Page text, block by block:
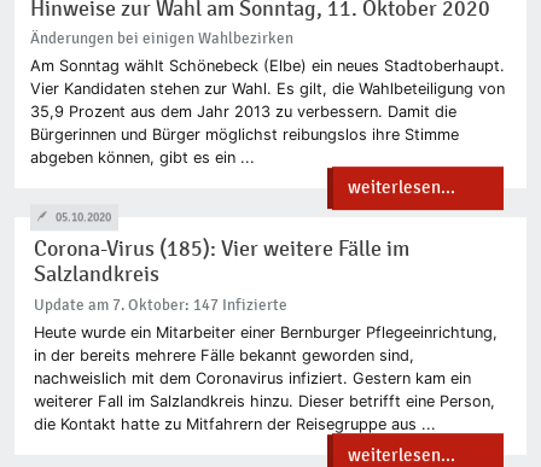
Hinweise zur Wahl am Sonntag, 11. Oktober 2020
Änderungen bei einigen Wahlbezirken
Am Sonntag wählt Schönebeck (Elbe) ein neues Stadtoberhaupt.
Vier Kandidaten stehen zur Wahl. Es gilt, die Wahlbeteiligung von
35,9 Prozent aus dem Jahr 2013 zu verbessern. Damit die
Bürgerinnen und Bürger möglichst reibungslos ihre Stimme
abgeben können, gibt es ein ...
weiterlesen...
Corona-Virus (185): Vier weitere Fälle im
Salzlandkreis
Update am 7. Oktober: 147 Infizierte
Heute wurde ein Mitarbeiter einer Bernburger Pflegeeinrichtung,
in der bereits mehrere Fälle bekannt geworden sind,
nachweislich mit dem Coronavirus infiziert. Gestern kam ein
weiterer Fall im Salzlandkreis hinzu. Dieser betrifft eine Person,
die Kontakt hatte zu Mitfahrern der Reisegruppe aus ...
weiterlesen...
05.10.2020